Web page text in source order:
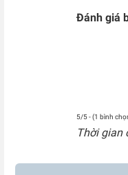
Đánh giá
5/5 - (1 bình
Thời gian